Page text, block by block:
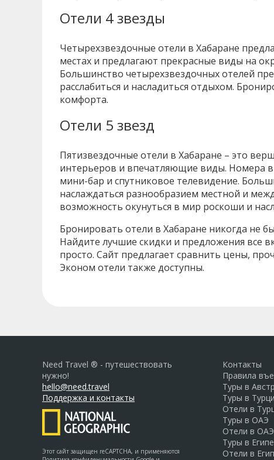
Отели 4 звезды
Четырехзвездочные отели в Хабаране
местах и предлагают прекрасные виды на
Большинство четырехзвездочных отелей
расслабиться и насладиться отдыхом.
комфорта.
Отели 5 звезд
Пятизвездочные отели в Хабаране – это
интерьеров и впечатляющие виды. Номера
мини-бар и спутниковое телевидение.
наслаждаться разнообразием местной и
возможность окунуться в мир роскоши и
Бронировать отели в Хабаране никогда не
Найдите лучшие скидки и предложения все
просто. Сайт предлагает сравнить цены,
Эконом отели также доступны.
Need Travel ® - путешествовать
нужно!
hello@need.travel
Поддержка и контакты
Этот сайт защищен reCAPTCHA, и применяются
Контакты
Правила
Туры в
Туры в
Отели в
Туры в ОАЭ
Отели в ОАЭ
Туры в
Отели в